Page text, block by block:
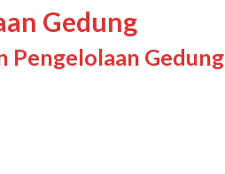
Gedung
Pengelolaan Gedung